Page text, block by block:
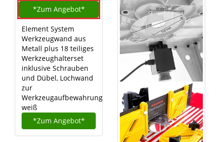
*Zum Angebot*
Element System
Werkzeugwand aus
Metall plus 18 teiliges
Werkzeughalterset
inklusive Schrauben
und Dübel, Lochwand
zur
Werkzeugaufbewahrung
weiß
*Zum Angebot*